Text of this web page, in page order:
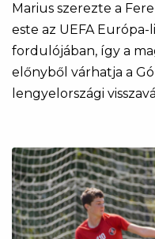
Marius szerezte a
este az UEFA
fordulójában, így a
előnyből várhatja a
lengyelországi